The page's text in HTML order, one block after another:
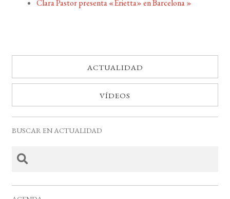
Clara Pastor presenta «Erietta» en Barcelona»
ACTUALIDAD
VÍDEOS
BUSCAR EN ACTUALIDAD